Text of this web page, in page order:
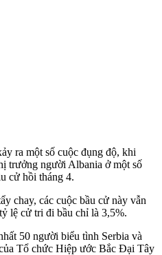
ra một số cuộc đụng độ, khi
trưởng người Albania ở một số
cử hồi tháng 4.
chay, các cuộc bầu cử này vẫn
lệ cử tri đi bầu chỉ là 3,5%.
50 người biểu tình Serbia và
Tổ chức Hiệp ước Bắc Đại Tây